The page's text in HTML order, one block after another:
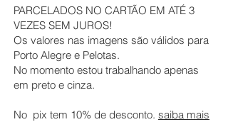
PARCELADOS NO CARTÃO EM ATÉ 3
VEZES SEM JUROS!
Os valores nas imagens são válidos para
Porto Alegre e Pelotas.
No momento estou trabalhando apenas
em preto e cinza.
No pix tem 10% de desconto. saiba mais